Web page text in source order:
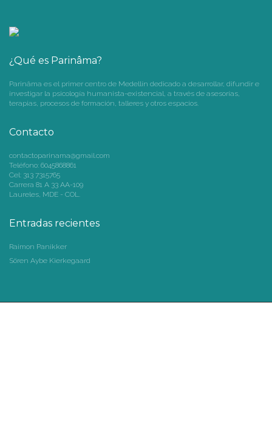
¿Qué es Parinâma?
Parinâma es el primer centro de Medellín dedicado a desarrollar, difundir e
investigar la psicología humanista-existencial, a través de asesorías,
terapias, procesos de formación, talleres y otros espacios.
Contacto
contactoparinama@gmail.com
Teléfono: 6045868861
Cel: 313 7315765
Carrera 81 A 33 AA-109
Laureles, MDE - COL.
Entradas recientes
Raimon Panikker
Sören Aybe Kierkegaard